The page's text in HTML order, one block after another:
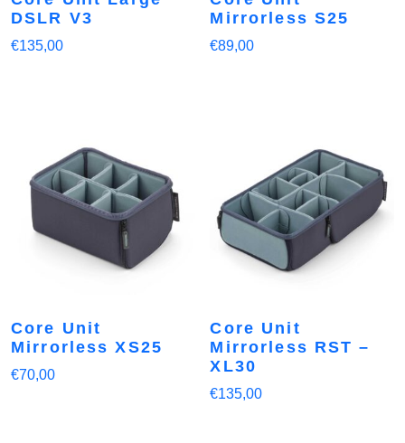
DSLR V3
€135,00
Mirrorless S25
€89,00
Core Unit
Mirrorless XS25
€70,00
Core Unit
Mirrorless RST –
XL30
€135,00